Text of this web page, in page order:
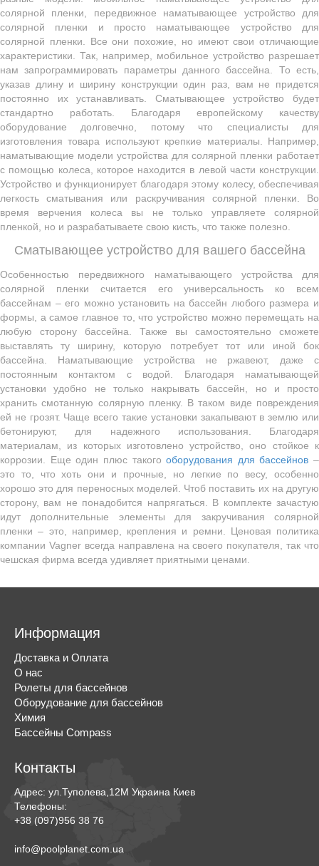
солярной пленки, передвижное наматывающее устройство для
солярной пленки и просто наматывающее устройство для
солярной пленки. Все они похожие, но имеют свои отличающие
характеристики. Так, например, мобильное устройство разрешает
нам запрограммировать параметры данного бассейна. То есть,
указав длину и ширину конструкции один раз, вам не придется
постоянно их устанавливать. Сматывающее устройство будет
стандартно работать. Благодаря европейскому качеству
оборудование долговечно, потому что специалисты для
изготовления товара используют крепкие материалы. Например,
наматывающие модели устройства для солярной пленки работает
с помощью колеса, которое находится в левой части конструкции.
Устройство и функционирует благодаря этому колесу, обеспечивая
легкость сматывания или раскручивания солярной пленки. Во
время верчения колеса вы не только управляете солярной
пленкой, но и разрабатываете свою кисть, что также полезно.
Сматывающее устройство для вашего бассейна
Особенностью передвижного наматывающего устройства для
солярной пленки считается его универсальность ко всем
бассейнам – его можно установить на бассейн любого размера и
формы, а самое главное то, что устройство можно перемещать на
любую сторону бассейна. Также вы самостоятельно сможете
выставлять ту ширину, которую потребует тот или иной бок
бассейна. Наматывающие устройства не ржавеют, даже с
постоянным контактом с водой. Благодаря наматывающей
установки удобно не только накрывать бассейн, но и просто
хранить смотанную солярную пленку. В таком виде повреждения
ей не грозят. Чаще всего такие установки закапывают в землю или
бетонируют, для надежного использования. Благодаря
материалам, из которых изготовлено устройство, оно стойкое к
коррозии. Еще один плюс такогооборудования для бассейнов –
это то, что хоть они и прочные, но легкие по весу, особенно
хорошо это для переносных моделей. Чтоб поставить их на другую
сторону, вам не понадобится напрягаться. В комплекте зачастую
идут дополнительные элементы для закручивания солярной
пленки – это, например, крепления и ремни. Ценовая политика
компании Vagner всегда направлена на своего покупателя, так что
чешская фирма всегда удивляет приятными ценами.
Информация
Доставка и Оплата
О нас
Ролеты для бассейнов
Оборудование для бассейнов
Химия
Бассейны Compass
Контакты
Адрес: ул.Туполева,12М Украина Киев
Телефоны:
+38 (097)956 38 76
info@poolplanet.com.ua